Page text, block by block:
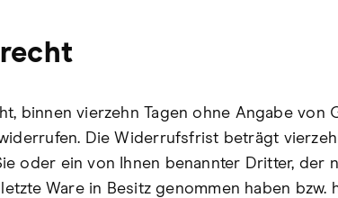
binnen vierzehn Tagen ohne Angabe von
Die Widerrufsfrist beträgt
oder ein von Ihnen benannter Dritter, der
Ware in Besitz genommen haben bzw.